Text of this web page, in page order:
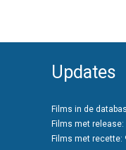
Updates
Films in de
Films met release:
Films met recette: